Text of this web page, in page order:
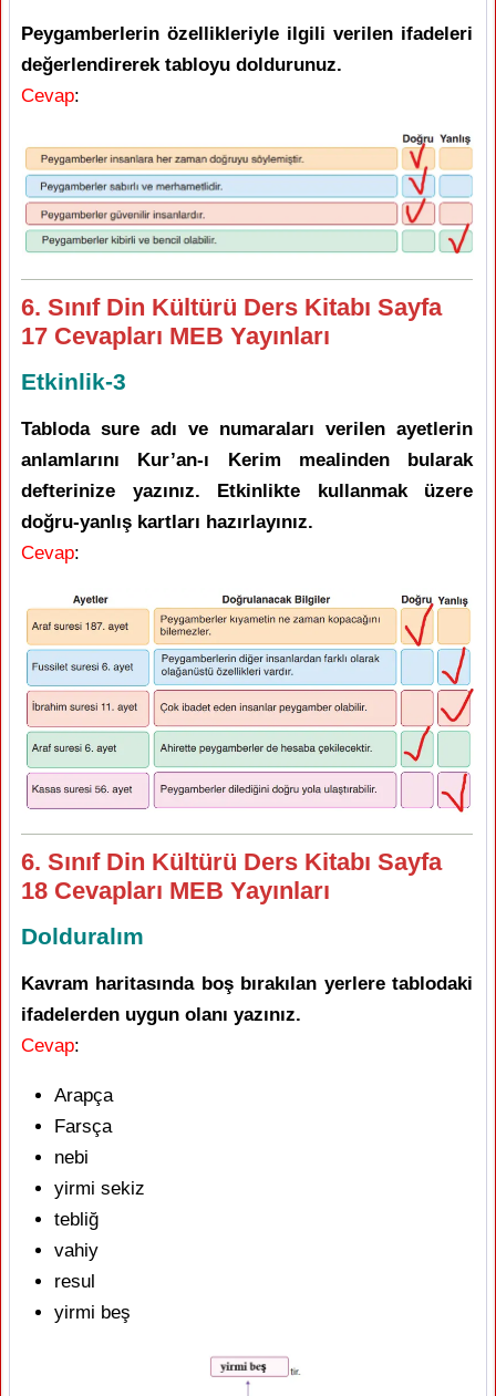
Peygamberlerin özellikleriyle ilgili verilen ifadeleri
değerlendirerek tabloyu doldurunuz.
Cevap:
6. Sınıf Din Kültürü Ders Kitabı Sayfa
17 Cevapları MEB Yayınları
Etkinlik-3
Tabloda sure adı ve numaraları verilen ayetlerin
anlamlarını Kur’an-ı Kerim mealinden bularak
defterinize yazınız. Etkinlikte kullanmak üzere
doğru-yanlış kartları hazırlayınız.
Cevap:
6. Sınıf Din Kültürü Ders Kitabı Sayfa
18 Cevapları MEB Yayınları
Dolduralım
Kavram haritasında boş bırakılan yerlere tablodaki
ifadelerden uygun olanı yazınız.
Cevap:
Arapça
Farsça
nebi
yirmi sekiz
tebliğ
vahiy
resul
yirmi beş